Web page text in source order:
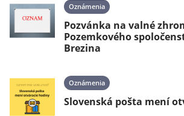
Oznámenia
Pozvánka na valné
Pozemkového
Brezina
Oznámenia
Slovenská pošta mení